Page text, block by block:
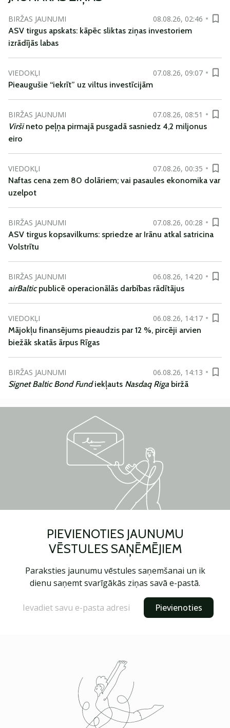
BIRŽAS JAUNUMI
08.08.26, 02:46
ASV tirgus apskats: kāpēc sliktas ziņas investoriem
izrādījās labas
VIEDOKĻI
07.08.26, 09:07
Pieaugušie “iekrīt” uz viltus investīcijām
BIRŽAS JAUNUMI
07.08.26, 08:51
Viršineto peļņa pirmajā pusgadā sasniedz 4,2 miljonus
eiro
VIEDOKĻI
07.08.26, 00:35
Naftas cena zem 80 dolāriem; vai pasaules ekonomika var
uzelpot
BIRŽAS JAUNUMI
07.08.26, 00:28
ASV tirgus kopsavilkums: spriedze ar Irānu atkal satricina
Volstrītu
BIRŽAS JAUNUMI
06.08.26, 14:20
airBalticpublicē operacionālās darbības rādītājus
VIEDOKĻI
06.08.26, 14:17
Mājokļu finansējums pieaudzis par 12 %, pircēji arvien
biežāk skatās ārpus Rīgas
BIRŽAS JAUNUMI
06.08.26, 14:13
Signet Baltic Bond Fundiekļauts Nasdaq Riga biržā
PIEVIENOTIES JAUNUMU
VĒSTULES SAŅĒMĒJIEM
Paraksties jaunumu vēstules saņemšanai un ik
dienu saņemt svarīgākās ziņas savā e-pastā.
Pievienoties